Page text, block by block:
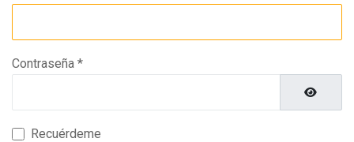
Contraseña *
Mostrar
Recuérdeme